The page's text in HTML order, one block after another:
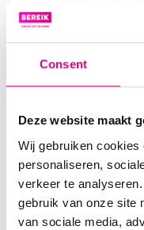
Consent
Deze website maakt
Wij gebruiken
personaliseren,
verkeer te
gebruik van onze site
van sociale media,